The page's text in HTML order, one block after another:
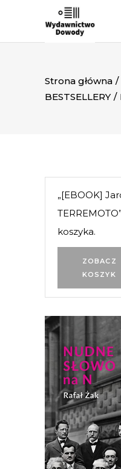
Strona główna /
BESTSELLERY /
ZOBACZ
KOSZYK
„[EBOOK]
koszyka.